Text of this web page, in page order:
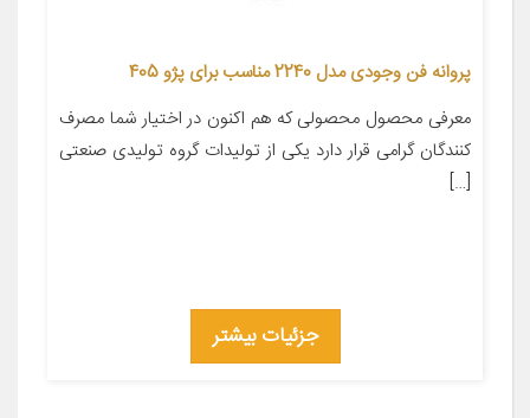
پروانه فن وجودی مدل 2240 مناسب برای پژو 405
معرفی محصول محصولی که هم اکنون در اختیار شما مصرف
کنندگان گرامی قرار دارد یکی از تولیدات گروه تولیدی صنعتی
[…]
جزئیات بیشتر